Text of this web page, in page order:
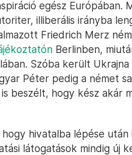
egész
illiberális irányba
Friedrich Merz
Berlinben,
Szóba került Ukrajna
Péter pedig a német
beszélt, hogy kész akár
hivatalba lépése
látogatások mindig új